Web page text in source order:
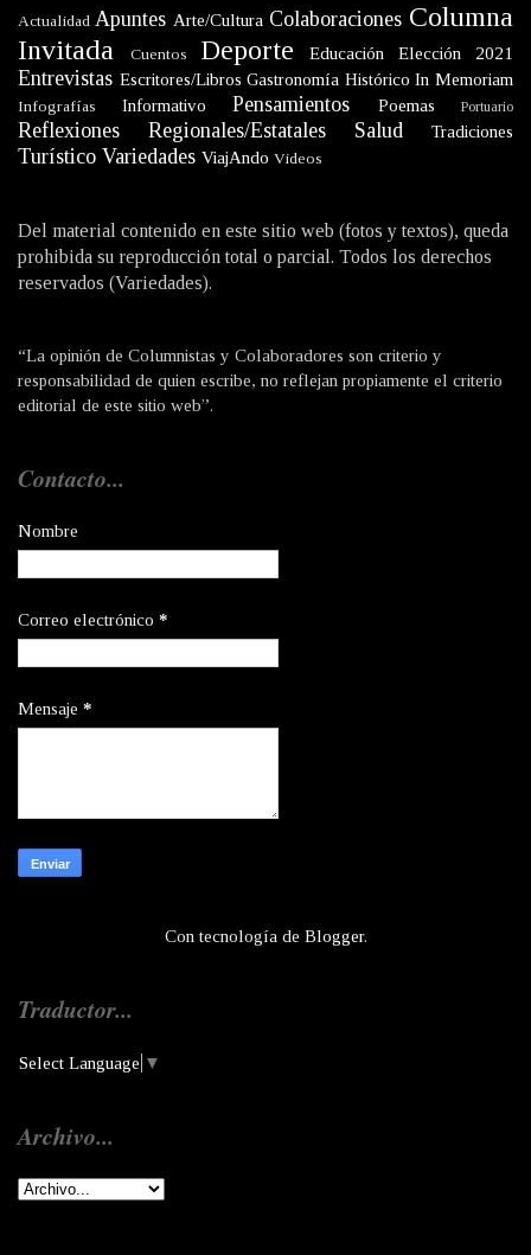
Actualidad Apuntes Arte/Cultura Colaboraciones Columna
Invitada
Cuentos Deporte Educación Elección 2021
Entrevistas Escritores/Libros Gastronomía Histórico In Memoriam
Infografías Informativo Pensamientos Poemas Portuario
Reflexiones Regionales/Estatales Salud Tradiciones
Turístico Variedades ViajAndo Videos
Del material contenido en este sitio web (fotos y textos), queda
prohibida su reproducción total o parcial. Todos los derechos
reservados (Variedades).
“La opinión de Columnistas y Colaboradores son criterio y
responsabilidad de quien escribe, no reflejan propiamente el criterio
editorial de este sitio web”.
Contacto...
Nombre
Correo electrónico *
Mensaje *
Con tecnología de Blogger.
Traductor...
Select Language ▼
Archivo...